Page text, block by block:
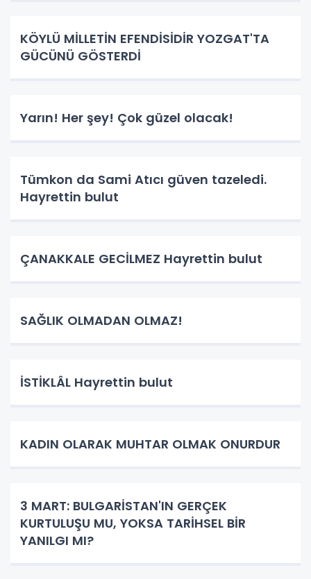
KÖYLÜ MİLLETİN EFENDİSİDİR YOZGAT'TA
GÜCÜNÜ GÖSTERDİ
Yarın! Her şey! Çok güzel olacak!
Tümkon da Sami Atıcı güven tazeledi.
Hayrettin bulut
ÇANAKKALE GECİLMEZ Hayrettin bulut
SAĞLIK OLMADAN OLMAZ!
İSTİKLÂL Hayrettin bulut
KADIN OLARAK MUHTAR OLMAK ONURDUR
3 MART: BULGARİSTAN'IN GERÇEK
KURTULUŞU MU, YOKSA TARİHSEL BİR
YANILGI MI?